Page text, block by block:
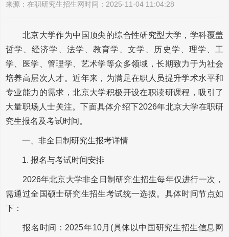
来源： 在职研究生招生网 时间：2025-11-04 11:04:28
北京大学作为中国顶尖的综合性研究型大学，学科覆盖
哲学、经济学、法学、教育学、文学、历史学、理学、工
学、医学、管理学、艺术学等众多领域，长期致力于为社会
培养高层次人才。近年来，为满足在职人员提升学术水平和
专业能力的需求，北京大学积极开设在职读研课程，吸引了
大量职场人士关注。下面具体介绍下2026年北京大学在职研
究生报名及考试时间。
一、非全日制研究生报考详情
1. 报名与考试时间安排
2026年北京大学非全日制研究生招生每年仅进行一次，
需通过全国硕士研究生招生考试统一选拔。具体时间节点如
下：
报名时间：2025年10月(具体以中国研究生招生信息网